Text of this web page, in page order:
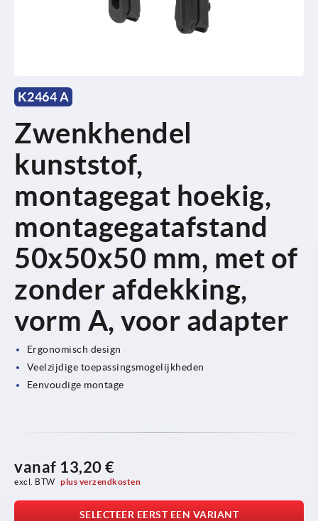
K2464 A
Zwenkhendel
kunststof,
montagegat hoekig,
montagegatafstand
50x50x50 mm, met of
zonder afdekking,
vorm A, voor adapter
Ergonomisch design
Veelzijdige toepassingsmogelijkheden
Eenvoudige montage
vanaf 13,20 €
excl. BTW plus verzendkosten
SELECTEER EERST EEN VARIANT